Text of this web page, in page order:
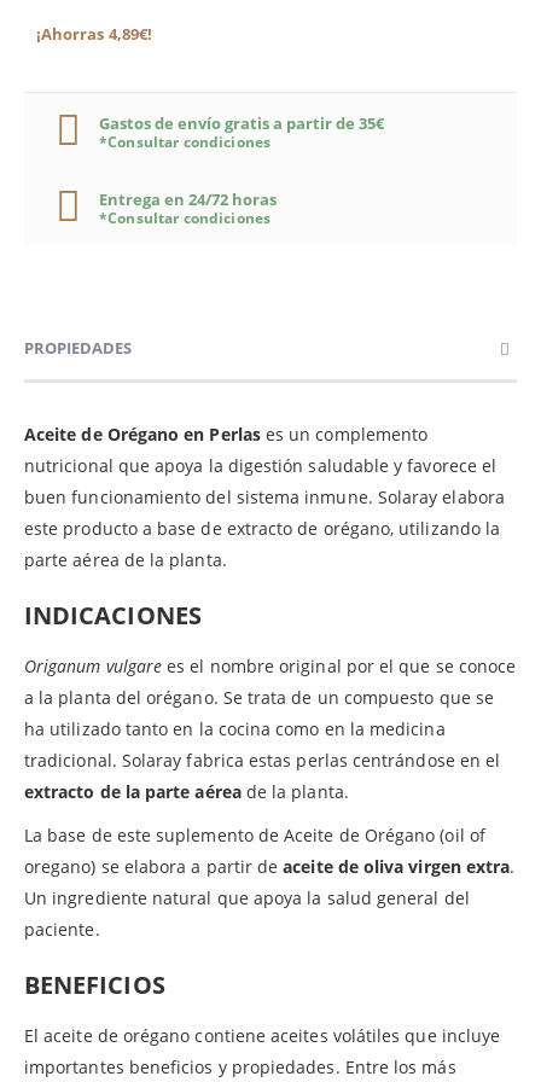
¡Ahorras 4,89€!
Gastos de envío gratis a partir de 35€
*Consultar condiciones
Entrega en 24/72 horas
*Consultar condiciones
PROPIEDADES
Aceite de Orégano en Perlas es un complemento
nutricional que apoya la digestión saludable y favorece el
buen funcionamiento del sistema inmune. Solaray elabora
este producto a base de extracto de orégano, utilizando la
parte aérea de la planta.
INDICACIONES
Origanum vulgare es el nombre original por el que se conoce
a la planta del orégano. Se trata de un compuesto que se
ha utilizado tanto en la cocina como en la medicina
tradicional. Solaray fabrica estas perlas centrándose en el
extracto de la parte aéreade la planta.
La base de este suplemento de Aceite de Orégano (oil of
oregano) se elabora a partir deaceite de oliva virgen extra.
Un ingrediente natural que apoya la salud general del
paciente.
BENEFICIOS
El aceite de orégano contiene aceites volátiles que incluye
importantes beneficios y propiedades. Entre los más